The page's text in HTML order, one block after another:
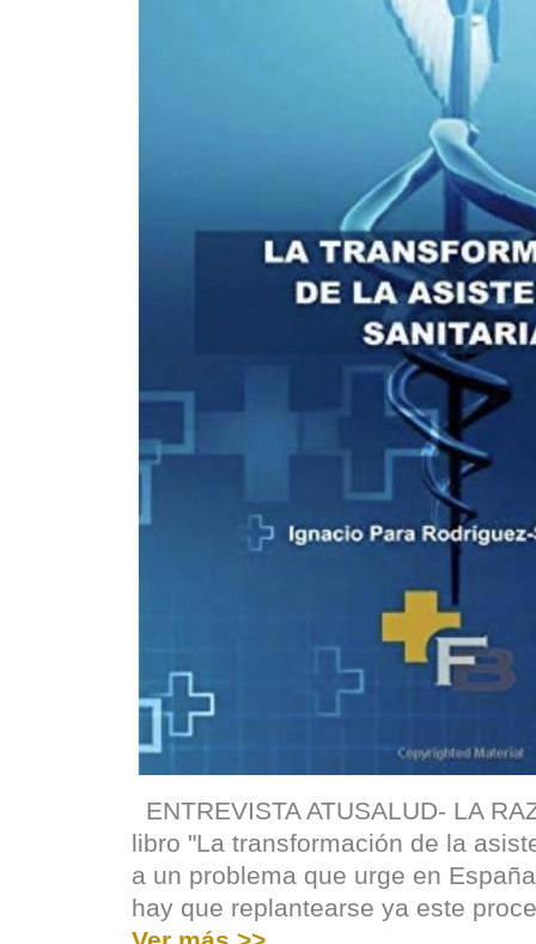
ENTREVISTA ATUSALUD- LA
libro "La transformación de la
a un problema que urge en
hay que replantearse ya este